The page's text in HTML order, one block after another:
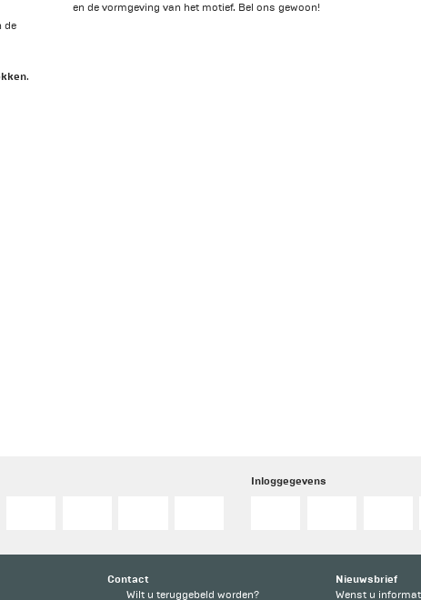
de
en de vormgeving van het motief. Bel ons gewoon!
.
Inloggegevens
Contact
Wilt u teruggebeld worden?
Nieuwsbrief
Wenst u